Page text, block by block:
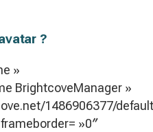
?
»
BrightcoveManager »
1486906377/
»0″